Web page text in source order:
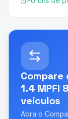
Compare
1.4 MPFI
veículos
Abra o